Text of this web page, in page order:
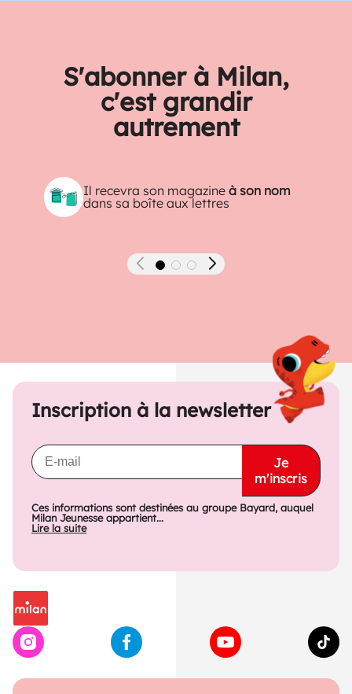
S'abonner à Milan,
c'est grandir
autrement
Il recevra son magazineà son nom
dans sa boîte aux lettres
Précédent Suivant
Inscription à la newsletter
Je
m'inscris
Ces informations sont destinées au groupe Bayard, auquel
Milan Jeunesse appartient...
Lire la suite